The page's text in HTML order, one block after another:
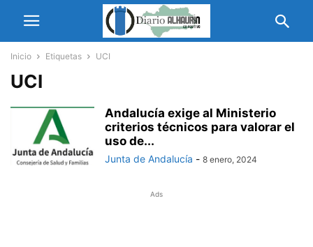
Inicio Etiquetas UCI
UCI
Andalucía exige al Ministerio
criterios técnicos para valorar el
uso de...
Junta de Andalucía - 8 enero, 2024
Ads